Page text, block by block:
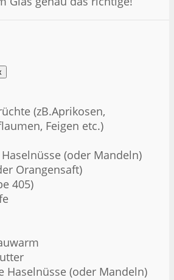
(zB.Aprikosen,
Feigen etc.)
(oder Mandeln)
Orangensaft)
405)
Haselnüsse (oder Mandeln)